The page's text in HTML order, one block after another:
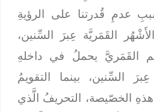
عدمِ قُدرتنا على الرؤيةِ
القَمَريَّة عِبرَ السِّنين،
القَمَريَّ يحملُ في داخلهِ
السِّنين، بينما التقويمُ
الخصّيصة، التحريفُ الَّذي